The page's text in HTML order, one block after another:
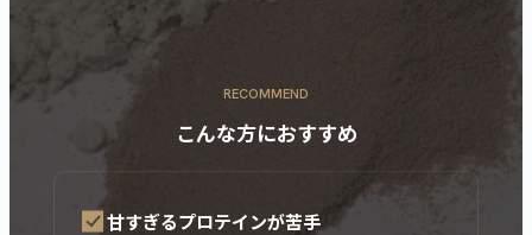
RECOMMEND
こんな方におすすめ
甘すぎるプロテインが苦手